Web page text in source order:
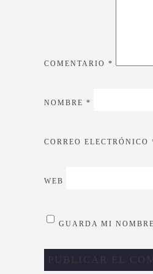
COMENTARIO *
NOMBRE *
CORREO ELECTRÓNICO
WEB
GUARDA MI